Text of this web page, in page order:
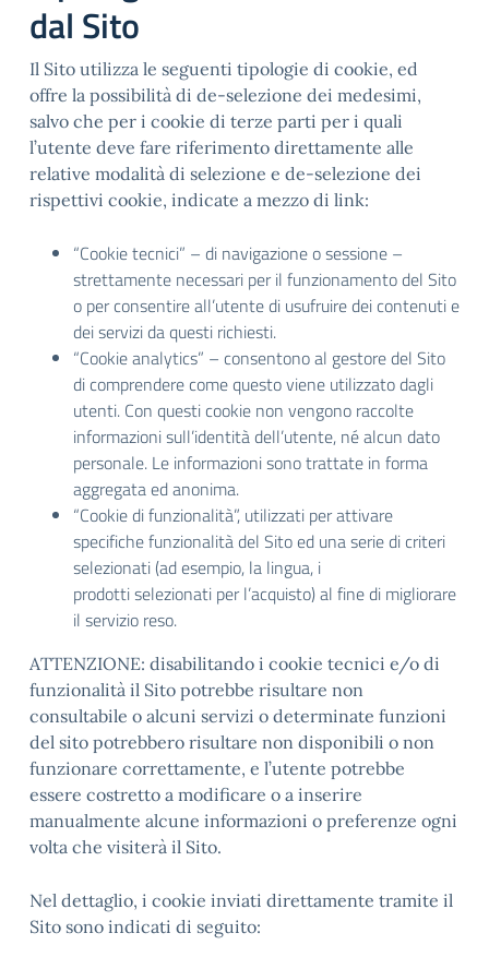
dal Sito
Il Sito utilizza le seguenti tipologie di cookie, ed
offre la possibilità di de-selezione dei medesimi,
salvo che per i cookie di terze parti per i quali
l’utente deve fare riferimento direttamente alle
relative modalità di selezione e de-selezione dei
rispettivi cookie, indicate a mezzo di link:
“Cookie tecnici” – di navigazione o sessione –
strettamente necessari per il funzionamento del Sito
o per consentire all’utente di usufruire dei contenuti e
dei servizi da questi richiesti.
“Cookie analytics” – consentono al gestore del Sito
di comprendere come questo viene utilizzato dagli
utenti. Con questi cookie non vengono raccolte
informazioni sull’identità dell’utente, né alcun dato
personale. Le informazioni sono trattate in forma
aggregata ed anonima.
“Cookie di funzionalità”, utilizzati per attivare
specifiche funzionalità del Sito ed una serie di criteri
selezionati (ad esempio, la lingua, i
prodotti selezionati per l’acquisto) al fine di migliorare
il servizio reso.
ATTENZIONE: disabilitando i cookie tecnici e/o di
funzionalità il Sito potrebbe risultare non
consultabile o alcuni servizi o determinate funzioni
del sito potrebbero risultare non disponibili o non
funzionare correttamente, e l’utente potrebbe
essere costretto a modificare o a inserire
manualmente alcune informazioni o preferenze ogni
volta che visiterà il Sito.
Nel dettaglio, i cookie inviati direttamente tramite il
Sito sono indicati di seguito: